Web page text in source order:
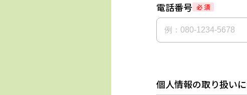
電話番号 必 須
個人情報の取り扱い